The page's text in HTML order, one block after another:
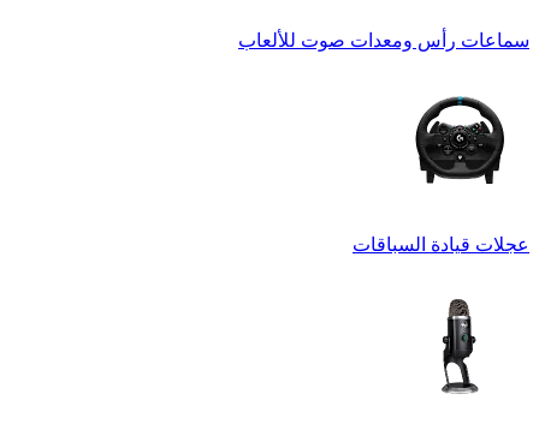
سماعات رأس ومعدات صوت للألعاب
عجلات قيادة السباقات